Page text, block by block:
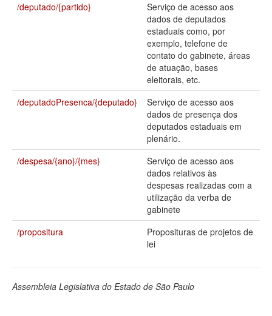
Catálogo de dados
Legislação
Perguntas frequentes
/deputado/{partido}
Serviço de acesso aos
dados de deputados
estaduais como, por
exemplo, telefone de
contato do gabinete, áreas
de atuação, bases
eleitorais, etc.
/deputadoPresenca/{deputado}
Serviço de acesso aos
dados de presença dos
deputados estaduais em
plenário.
/despesa/{ano}/{mes}
Serviço de acesso aos
dados relativos às
despesas realizadas com a
utilização da verba de
gabinete
/propositura
Proposituras de projetos de
lei
Assembleia Legislativa do Estado de São Paulo